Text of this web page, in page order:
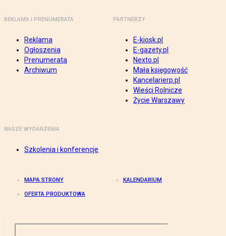
REKLAMA I PRENUMERATA
Reklama
Ogłoszenia
Prenumerata
Archiwum
PARTNERZY
E-kiosk.pl
E-gazety.pl
Nexto.pl
Mała księgowość
Kancelarierp.pl
Wieści Rolnicze
Życie Warszawy
NASZE WYDARZENIA
Szkolenia i konferencje
MAPA STRONY KALENDARIUM
OFERTA PRODUKTOWA